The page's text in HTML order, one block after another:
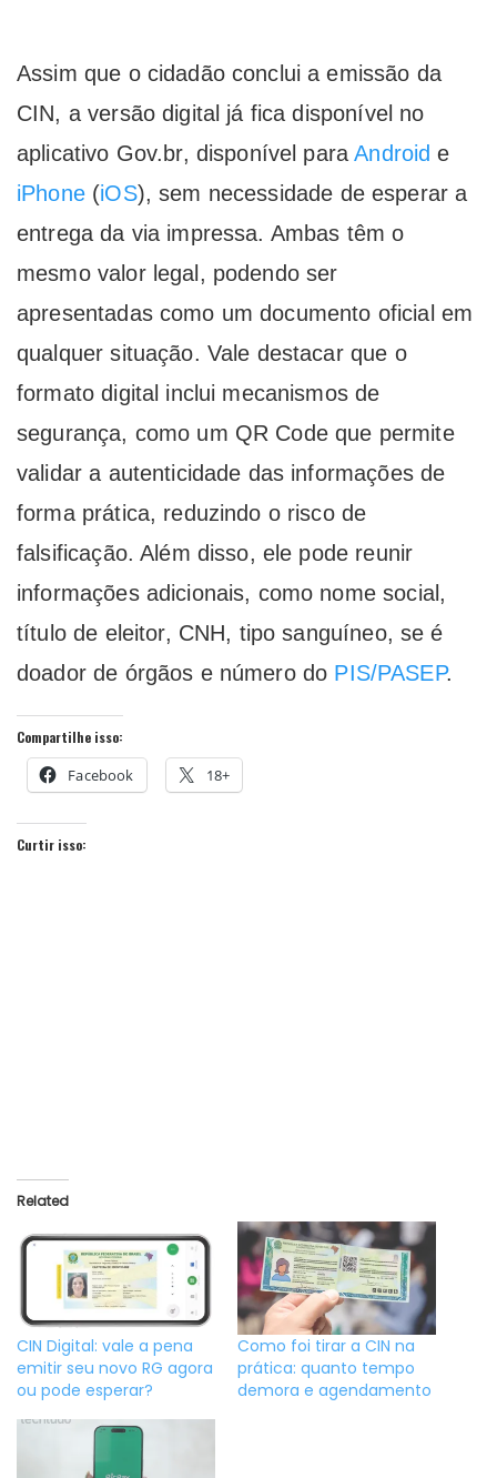
Assim que o cidadão conclui a emissão da
CIN, a versão digital já fica disponível no
aplicativo Gov.br, disponível paraAndroid e
iPhone(iOS), sem necessidade de esperar a
entrega da via impressa. Ambas têm o
mesmo valor legal, podendo ser
apresentadas como um documento oficial em
qualquer situação. Vale destacar que o
formato digital inclui mecanismos de
segurança, como um QR Code que permite
validar a autenticidade das informações de
forma prática, reduzindo o risco de
falsificação. Além disso, ele pode reunir
informações adicionais, como nome social,
título de eleitor, CNH, tipo sanguíneo, se é
doador de órgãos e número do PIS/PASEP.
Compartilhe isso:
Facebook 18+
Curtir isso:
Related
CIN Digital: vale a pena
emitir seu novo RG agora
ou pode esperar?
Como foi tirar a CIN na
prática: quanto tempo
demora e agendamento